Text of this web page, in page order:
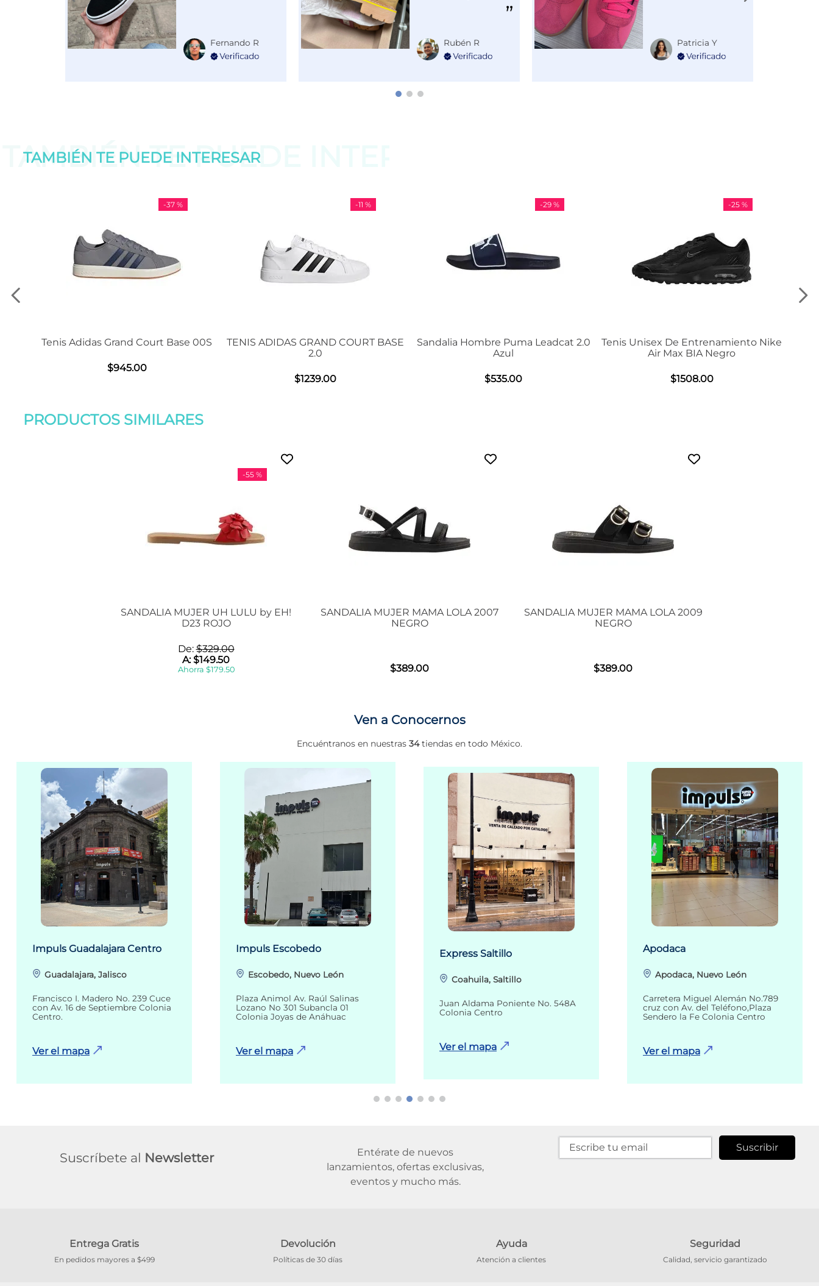
Fernando R Rubén R Patricia Y
TAMBIÉN TE PUEDE
TAMBIÉN TE PUEDE INTERESAR
-
TENIS ADIDAS GRAND COURT BASE
-29 %
Sandalia Hombre Puma Leadcat 2.0
Azul
$535.00
-25 %
Tenis Unisex De Entrenamiento Nike
Air Max BIA Negro
$1508
Tenis Adidas VL Court 3.0
PRODUCTOS SIMILARES
-55 %
SANDALIA MUJER UH LULU by EH!
D23 ROJO
De:$329.00
A:$149.50
Ahorra $179.50
SANDALIA MUJER MAMA LOLA 2007
NEGRO
$389.00
SANDALIA MUJER MAMA LOLA 2009
NEGRO
$389.00
Ven a Conocernos
Encuéntranos en nuestras 34tiendas en todo México.
Impuls Guadalajara Centro
Guadalajara, Jalisco
Francisco I. Madero No. 239 Cuce
con Av. 16 de Septiembre Colonia
Centro.
Ver el mapa
Impuls Escobedo
Escobedo, Nuevo León
Plaza Animol Av. Raúl Salinas
Lozano No 301 Subancla 01
Colonia Joyas de Anáhuac
Ver el mapa
Express Saltillo
Coahuila, Saltillo
Juan Aldama Poniente No. 548A
Colonia Centro
Ver el mapa
Apodaca
Apodaca, Nuevo León
Carretera Miguel Alemán No.789
cruz con Av. del Teléfono,Plaza
Sendero la Fe Colonia Centro
Ver el mapa
Suscríbete al Newsletter
Entérate de nuevos
lanzamientos, ofertas exclusivas,
eventos y mucho más.
Suscribir
Entrega Gratis
En pedidos mayores a $499
Devolución
Políticas de 30 días
Ayuda
Atención a clientes
Seguridad
Calidad, servicio garantizado